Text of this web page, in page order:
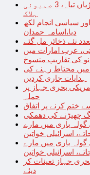
حماس کے حملوں میں 7 اسرائیلی گاڑیاں تباہ، 3 صہیونی
ہلاک
سیاسی انجام لکھ
دیا،اسامہ حمدان
نئے ذخائر مل گئے
عرب امارات میں
کی تقاریب منسوخ
میں محتاط رہنے کی
ہدایات جاری کردیں
بحری جہاز پر
حملہ
ختم کرنے پر اتفاق
چھیڑنے کی دھمکی
باری میں مارے
اسرائیلی خواتین
باری میں مارے
اسرائیلی خواتین
عرب میں 3 جنگی بحری جہاز تعینات کر
دیئے